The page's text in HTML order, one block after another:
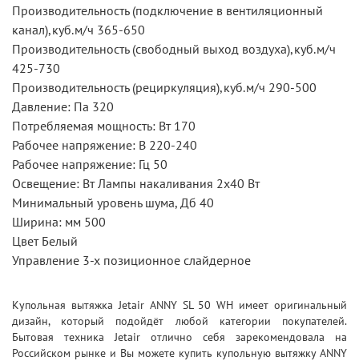
Производительность (подключение в вентиляционный
канал),куб.м/ч 365-650
Производительность (свободный выход воздуха),куб.м/ч
425-730
Производительность (рециркуляция),куб.м/ч 290-500
Давление: Па 320
Потребляемая мощность: Вт 170
Рабочее напряжение: В 220-240
Рабочее напряжение: Гц 50
Освещение: Вт Лампы накаливания 2х40 Вт
Минимальный уровень шума, Дб 40
Ширина: мм 500
Цвет Белый
Управление 3-х позиционное слайдерное
Купольная вытяжка Jetair ANNY SL 50 WH имеет оригинальный
дизайн, который подойдёт любой категории покупателей.
Бытовая техника Jetair отлично себя зарекомендовала на
Российском рынке и Вы можете купить купольную вытяжку ANNY